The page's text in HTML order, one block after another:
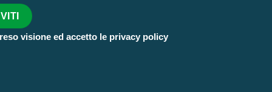
visione ed accetto le privacy policy